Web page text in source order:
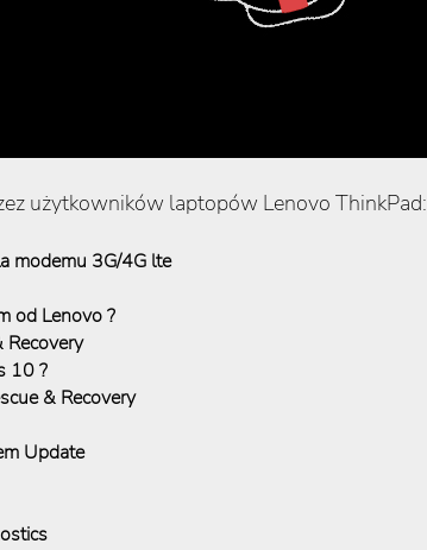
użytkowników laptopów Lenovo ThinkPad:
modemu 3G/4G lte
od Lenovo ?
Recovery
10 ?
& Recovery
Update